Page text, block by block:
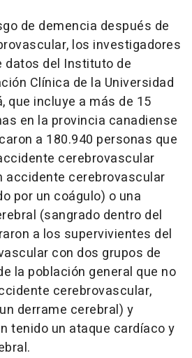
de demencia después de
los investigadores
datos del Instituto de
Clínica de la Universidad
que incluye a más de 15
en la provincia canadiense
a 180.940 personas que
cerebrovascular
accidente cerebrovascular
por un coágulo) o una
(sangrado dentro del
a los supervivientes del
con dos grupos de
la población general que no
cerebrovascular,
derrame cerebral) y
tenido un ataque cardíaco y